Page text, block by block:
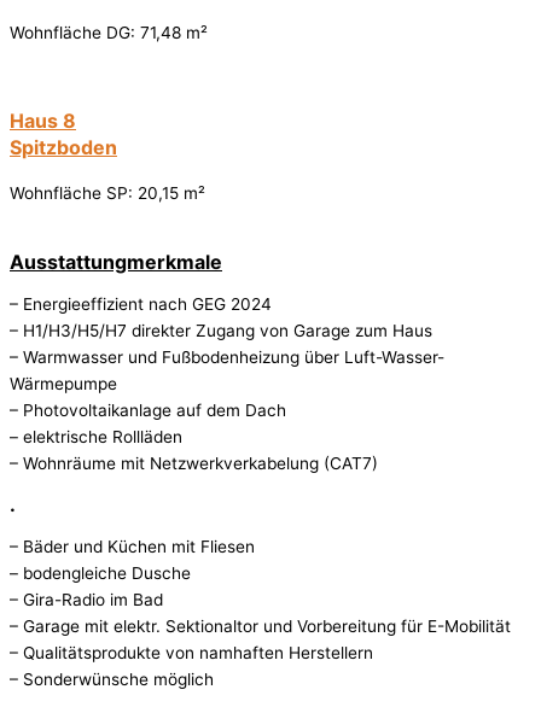
Wohnfläche DG: 71,48 m²
Haus 8
Spitzboden
Wohnfläche SP: 20,15 m²
Ausstattungmerkmale
– Energieeffizient nach GEG 2024
– H1/H3/H5/H7 direkter Zugang von Garage zum Haus
– Warmwasser und Fußbodenheizung über Luft-Wasser-
Wärmepumpe
– Photovoltaikanlage auf dem Dach
– elektrische Rollläden
– Wohnräume mit Netzwerkverkabelung (CAT7)
.
– Bäder und Küchen mit Fliesen
– bodengleiche Dusche
– Gira-Radio im Bad
– Garage mit elektr. Sektionaltor und Vorbereitung für E-Mobilität
– Qualitätsprodukte von namhaften Herstellern
– Sonderwünsche möglich